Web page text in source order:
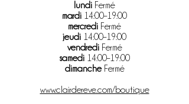
lundi Fermé
mardi 14:00–19:00
mercredi Fermé
jeudi 14:00–19:00
vendredi Fermé
samedi 14:00–19:00
dimanche Fermé
www.clairdereve.com/boutique